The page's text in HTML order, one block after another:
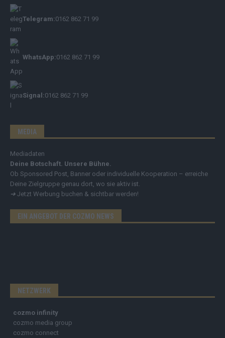
Telegram:0162 862 71 99
WhatsApp:0162 862 71 99
Signal:0162 862 71 99
MEDIA
Mediadaten
Deine Botschaft. Unsere Bühne.
Ob Sponsored Post, Banner oder individuelle Kooperation – erreiche
Deine Zielgruppe genau dort, wo sie aktiv ist.
➔ Jetzt Werbung buchen & sichtbar werden!
EIN ANGEBOT DER COZMO NEWS
NETZWERK
cozmo infinity
cozmo media group
cozmo connect